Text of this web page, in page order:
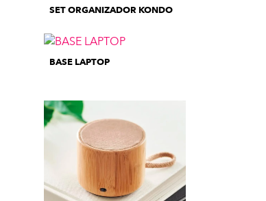
SET ORGANIZADOR KONDO
BASE LAPTOP